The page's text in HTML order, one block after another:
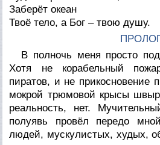
Заберёт океан
Твоё тело, а Бог – твою душу.
В полночь меня просто
Хотя не корабельный
пиратов, и не прикосновение
мокрой трюмовой крысы
реальность, нет.
полуявь провёл передо
людей, мускулистых, худых,